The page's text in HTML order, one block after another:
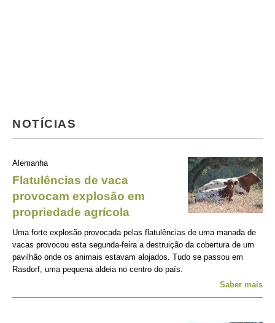
NOTÍCIAS
Alemanha
Flatulências de vaca
provocam explosão em
propriedade agrícola
Uma forte explosão provocada pelas flatulências de uma manada de
vacas provocou esta segunda-feira a destruição da cobertura de um
pavilhão onde os animais estavam alojados. Tudo se passou em
Rasdorf, uma pequena aldeia no centro do país.
Saber mais